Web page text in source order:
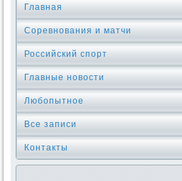
Главная
Соревнования и матчи
Российский спорт
Главные новости
Любопытное
Все записи
Контакты